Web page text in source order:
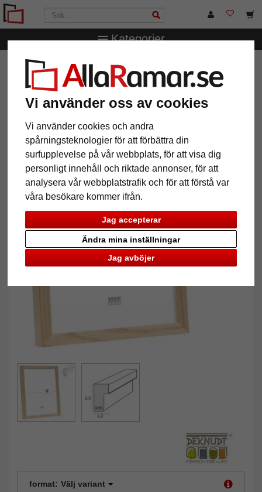
Vi använder oss av cookies
Vi använder cookies och andra
spårningsteknologier för att förbättra din
surfupplevelse på vår webbplats, för att visa dig
personligt innehåll och riktade annonser, för att
analysera vår webbplatstrafik och för att förstå var
våra besökare kommer ifrån.
Jag accepterar
Jag avböjer
Ändra mina inställningar
Kategorier
AllaRamar.se Ramstorlek
Smal ram av ekträ
Tillbaka
format: Välj variant